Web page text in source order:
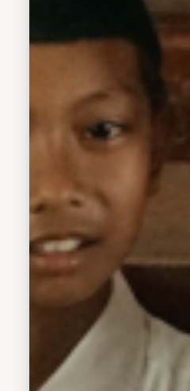
kunjungan kerja di
Sabtu (16/5/2026). Dalam
agenda tersebut, Presiden
bentuk penghormatan
sekaligus Pahlawan
Nasional,
apresiasi atas keberanian
anak dalam
menyampaikan aspirasi
secara langsung kepada
Presiden RI. Selain itu,
kisah Marfen juga dinilai
menjadi inspirasi bagi
anak-anak lain untuk
berani menyampaikan
pendapat secara santun
dan positif.Wakil Bupati
Sidoarjo Hj. Mimik